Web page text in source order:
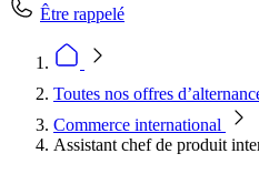
Être rappelé
Toutes nos offres
Commerce international
Assistant chef de produit